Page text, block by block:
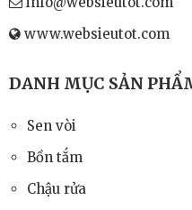
www.websieutot.com
DANH MỤC SẢN
Sen vòi
Bồn tắm
Chậu rửa